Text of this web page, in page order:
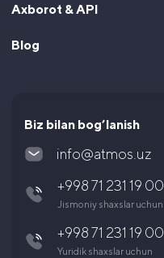
Axborot & API
Kompaniya haqida
Ko’p uchraydigan savollar
Yuridik hujjatlar
Aksiyador va investorlarga
Blog
Biz bilan bog’lanish
info@atmos.uz
+998 71 231 19 00
Jismoniy shaxslar uchun
+998 71 231 19 00
Yuridik shaxslar uchun